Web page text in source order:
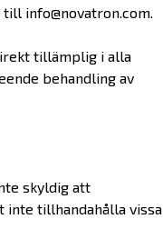
info@novatron.com.
tillämplig i alla
behandling av
skyldig att
inte tillhandahålla vissa